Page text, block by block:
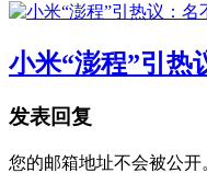
小米“澎程”引热
发表回复
您的邮箱地址不会被公开